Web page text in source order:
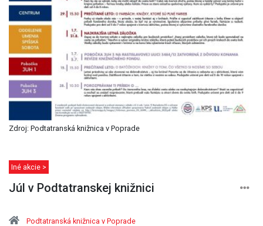
Zdroj: Podtatranská knižnica v Poprade
Iné akcie >
Júl v Podtatranskej knižnici
Podtatranská knižnica v Poprade